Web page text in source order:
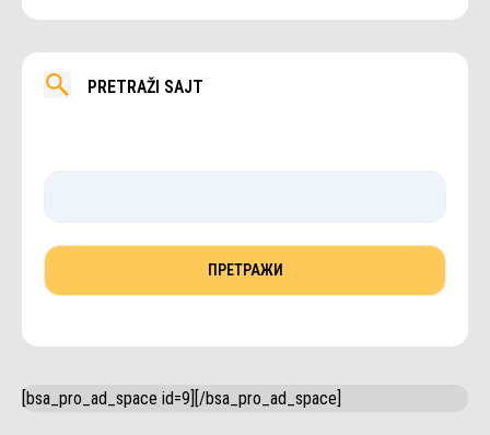
PRETRAŽI SAJT
[bsa_pro_ad_space id=9][/bsa_pro_ad_space]